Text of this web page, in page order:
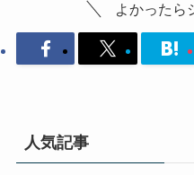
よかったら
人気記事